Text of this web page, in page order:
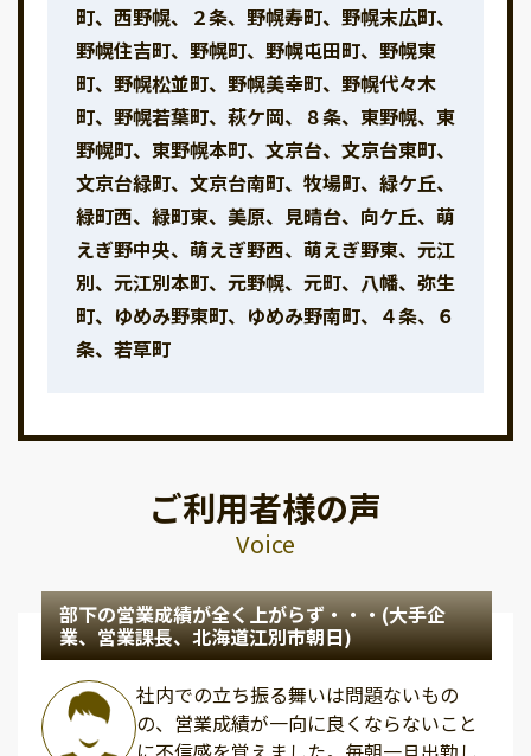
町、西野幌、２条、野幌寿町、野幌末広町、
野幌住吉町、野幌町、野幌屯田町、野幌東
町、野幌松並町、野幌美幸町、野幌代々木
町、野幌若葉町、萩ケ岡、８条、東野幌、東
野幌町、東野幌本町、文京台、文京台東町、
文京台緑町、文京台南町、牧場町、緑ケ丘、
緑町西、緑町東、美原、見晴台、向ケ丘、萌
えぎ野中央、萌えぎ野西、萌えぎ野東、元江
別、元江別本町、元野幌、元町、八幡、弥生
町、ゆめみ野東町、ゆめみ野南町、４条、６
条、若草町
ご利用者様の声
Voice
部下の営業成績が全く上がらず・・・(大手企
業、営業課長、北海道江別市朝日)
社内での立ち振る舞いは問題ないもの
の、営業成績が一向に良くならないこと